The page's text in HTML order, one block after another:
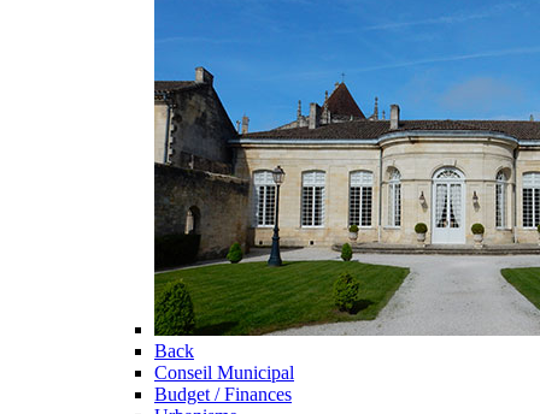
Back
Conseil Municipal
Budget / Finances